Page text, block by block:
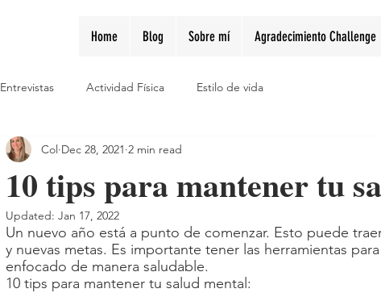
Home Blog Sobre mí Agradecimiento Challenge
Entrevistas Actividad Física Estilo de vida
10 tips para mantener tu
Col Dec 28, 2021 2 min read
Updated: Jan 17, 2022
Un nuevo año está a punto de comenzar. Esto puede
y nuevas metas. Es importante tener las herramientas
enfocado de manera saludable.
10 tips para mantener tu salud mental: